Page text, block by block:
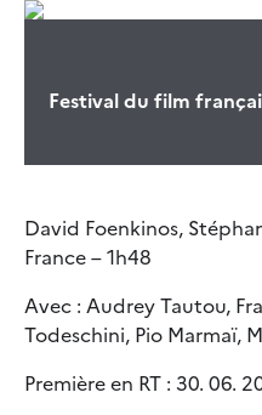
Festival du film
David Foenkinos,
France – 1h48
Avec : Audrey Tautou,
Todeschini, Pio Marmaï,
Première en RT : 30. 06.